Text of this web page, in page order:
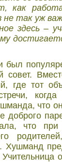
как
так уж
здесь –
совет.
где тот
что
доброго
что
Хушманд